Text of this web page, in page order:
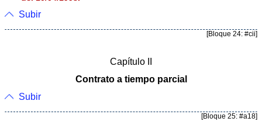
Subir
[Bloque 24: #cii]
Capítulo II
Contrato a tiempo parcial
Subir
[Bloque 25: #a18]